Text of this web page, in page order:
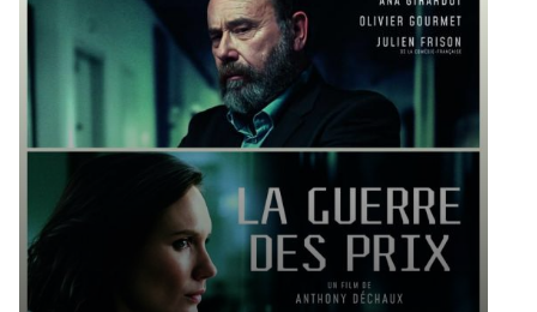
Réalisé par Fabien Gorgeart